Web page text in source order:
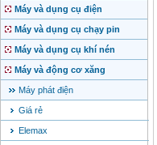
Máy và dụng cụ điện
Máy và dụng cụ chạy pin
Máy và dụng cụ khí nén
Máy và động cơ xăng
Máy phát điện
Giá rẻ
Elemax